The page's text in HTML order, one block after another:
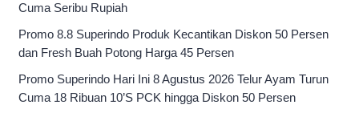
Cuma Seribu Rupiah
Promo 8.8 Superindo Produk Kecantikan Diskon 50 Persen
dan Fresh Buah Potong Harga 45 Persen
Promo Superindo Hari Ini 8 Agustus 2026 Telur Ayam Turun
Cuma 18 Ribuan 10’S PCK hingga Diskon 50 Persen